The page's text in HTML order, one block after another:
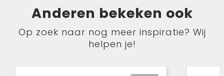
Anderen bekeken ook
Op zoek naar nog meer inspiratie? Wij
helpen je!